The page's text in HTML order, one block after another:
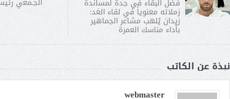
فضّل البقاء في جدة لمساندة
زملائه معنوياً في لقاء الغد:
زيدان يُلهب مشاعر الجماهير
بأداء مناسك العمرة
نبذة عن الكاتب
webmaster